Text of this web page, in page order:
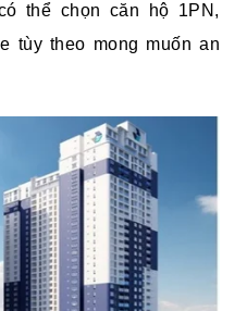
thể chọn căn hộ 1PN,
tùy theo mong muốn an